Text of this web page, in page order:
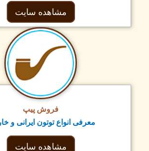
مشاهده سایت
فروش پیپ
معرفی انواع توتون ایرانی و خارجی
مشاهده سایت